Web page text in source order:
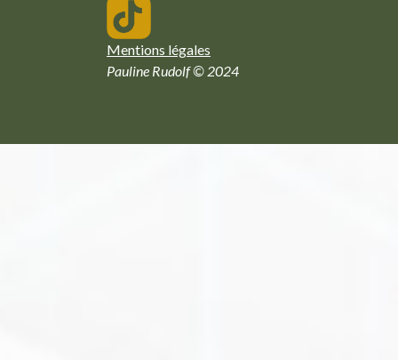
Mentions légales
Pauline Rudolf © 2024